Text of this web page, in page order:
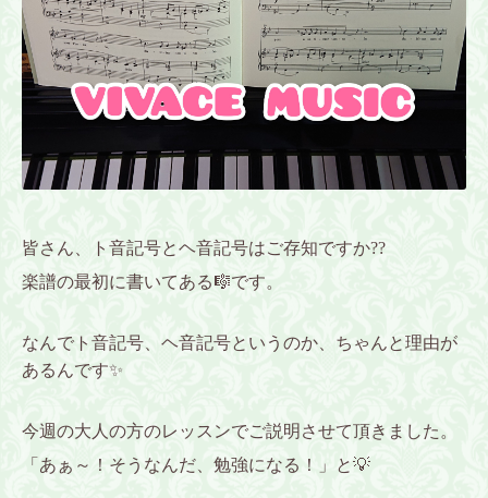
皆さん、ト音記号とヘ音記号はご存知ですか??
楽譜の最初に書いてある🎼です。
なんでト音記号、ヘ音記号というのか、ちゃんと理由が
あるんです✨
今週の大人の方のレッスンでご説明させて頂きました。
「あぁ～！そうなんだ、勉強になる！」と💡